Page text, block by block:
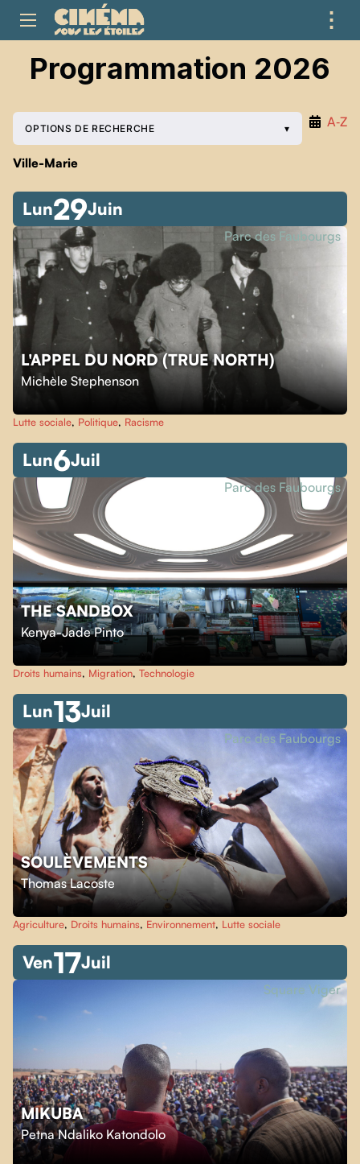
⋮
Programmation 2026
A‑Z
OPTIONS DE RECHERCHE
Ville-Marie
Lun29Juin
L'APPEL DU NORD (TRUE NORTH)
Michèle Stephenson
Parc des Faubourgs
Lutte sociale, Politique, Racisme
Lun6Juil
THE SANDBOX
Kenya-Jade Pinto
Parc des Faubourgs
Droits humains, Migration, Technologie
Lun13Juil
SOULÈVEMENTS
Thomas Lacoste
Parc des Faubourgs
Agriculture, Droits humains, Environnement, Lutte sociale
Ven17Juil
MIKUBA
Petna Ndaliko Katondolo
Square Viger